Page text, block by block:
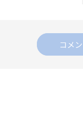
コメ